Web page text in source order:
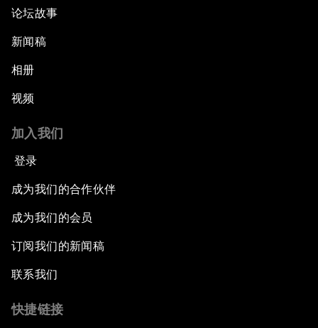
论坛故事
新闻稿
相册
视频
加入我们
登录
成为我们的合作伙伴
成为我们的会员
订阅我们的新闻稿
联系我们
快捷链接